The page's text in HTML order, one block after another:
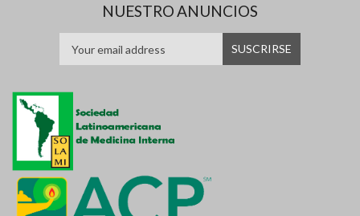
NUESTRO ANUNCIOS